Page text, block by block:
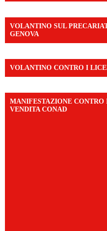
VOLANTINO SUL
GENOVA
VOLANTINO CONTRO I
MANIFESTAZIONE
VENDITA CONAD